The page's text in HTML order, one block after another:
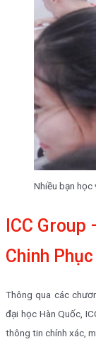
Nhiều bạn
ICC Group
Chinh
Thông qua các
đại học Hàn Quốc,
thông tin chính xác,